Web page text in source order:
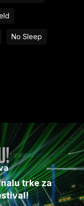
No Sleep
trke za